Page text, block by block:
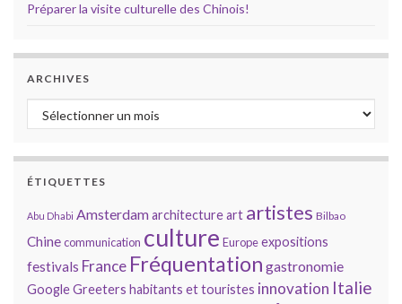
Préparer la visite culturelle des Chinois!
ARCHIVES
Archives
ÉTIQUETTES
Abu Dhabi Amsterdamarchitectureart artistes Bilbao
Chinecommunication culture Europeexpositions
festivals France Fréquentation gastronomie
GoogleGreeters habitants et touristes innovation Italie